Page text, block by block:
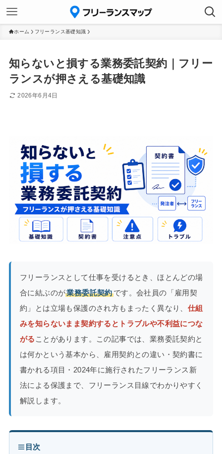
ホーム フリーランス基礎知識
知らないと損する業務委託契約｜フリー
ランスが押さえる基礎知識
2026年6月4日
フリーランスとして仕事を受けるとき、ほとんどの場
合に結ぶのが業務委託契約です。会社員の「雇用契
約」とは立場も保護のされ方もまったく異なり、 仕組
みを知らないまま契約するとトラブルや不利益につな
がる ことがあります。この記事では、業務委託契約と
は何かという基本から、雇用契約との違い・契約書に
書かれる項目・2024年に施行されたフリーランス新
法による保護まで、フリーランス目線でわかりやすく
解説します。
目次